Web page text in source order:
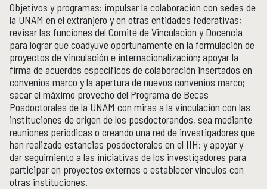
Boletín
Recursos en línea
Repositorio Institucional Históricas UNAM
Unidad Oaxaca
UNIDAD OAXACA
Investigación
Investigadores
Docencia y vinculación
Actividades académicas
Género y Ética
GÉNERO Y ÉTICA
Objetivos y programas: impulsar la colaboración con sedes de
la UNAM en el extranjero y en otras entidades federativas;
revisar las funciones del Comité de Vinculación y Docencia
para lograr que coadyuve oportunamente en la formulación de
proyectos de vinculación e internacionalización; apoyar la
firma de acuerdos específicos de colaboración insertados en
convenios marco y la apertura de nuevos convenios marco;
sacar el máximo provecho del Programa de Becas
Posdoctorales de la UNAM con miras a la vinculación con las
instituciones de origen de los posdoctorandos, sea mediante
reuniones periódicas o creando una red de investigadores que
han realizado estancias posdoctorales en el IIH; y apoyar y
dar seguimiento a las iniciativas de los investigadores para
participar en proyectos externos o establecer vínculos con
otras instituciones.